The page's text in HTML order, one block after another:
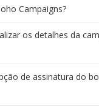
Campaigns?
os detalhes da
de assinatura do